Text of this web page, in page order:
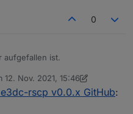
0
aufgefallen ist.
i.O
12. Nov. 2021, 15:46
von git-kick11. Dez. 2021,
rscp v0.0.x GitHub: